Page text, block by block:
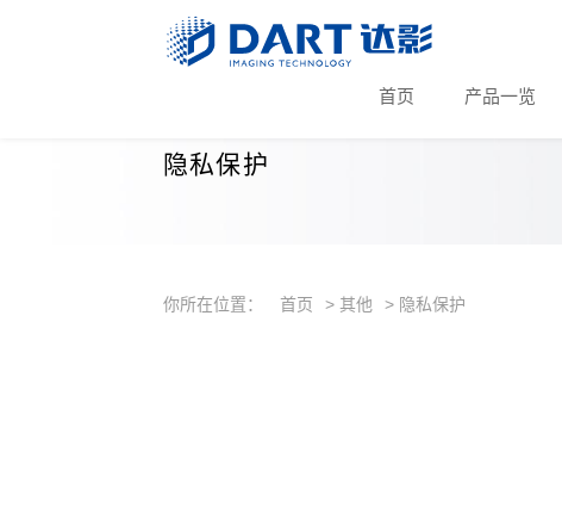
首页 产品一览
隐私保护
你所在位置： 首页 其他 隐私保护